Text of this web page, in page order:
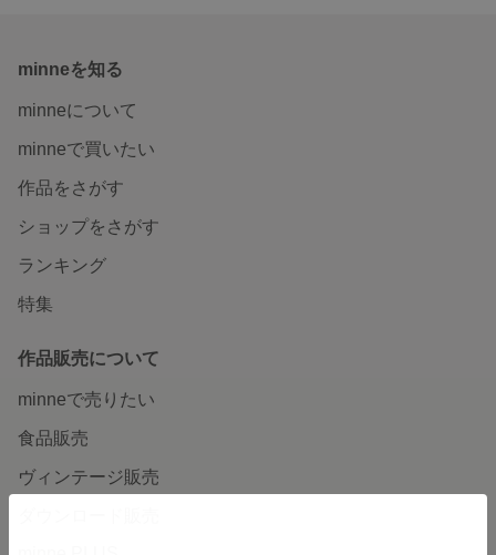
minneを知る
minneについて
minneで買いたい
作品をさがす
ショップをさがす
ランキング
特集
作品販売について
minneで売りたい
食品販売
ヴィンテージ販売